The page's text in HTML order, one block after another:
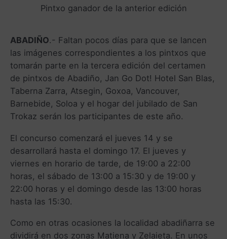
Pintxo ganador de la anterior edición
ABADIÑO.- Faltan pocos días para que se lancen
las imágenes correspondientes a los pintxos que
tomarán parte en la tercera edición del certamen
de pintxos de Abadiño, Jan Go Dot! Hotel San Blas,
Taberna Zarra, Atsegin, Goxoa, Vancouver,
Barnebide, Soloa y el hogar del jubilado de San
Trokaz serán los participantes de este año.
El concurso comenzará el jueves 14 y se
desarrollará hasta el domingo 17. El jueves y
viernes en horario de tarde, de 19:00 a 22:00
horas, el sábado de 13:00 a 15:30 y de 19:00 y
22:00 horas y el domingo desde las 13:00 horas
hasta las 15:30.
Como en otras ocasiones la localidad abadiñarra se
dividirá en dos zonas Matiena y Zelaieta. En unos